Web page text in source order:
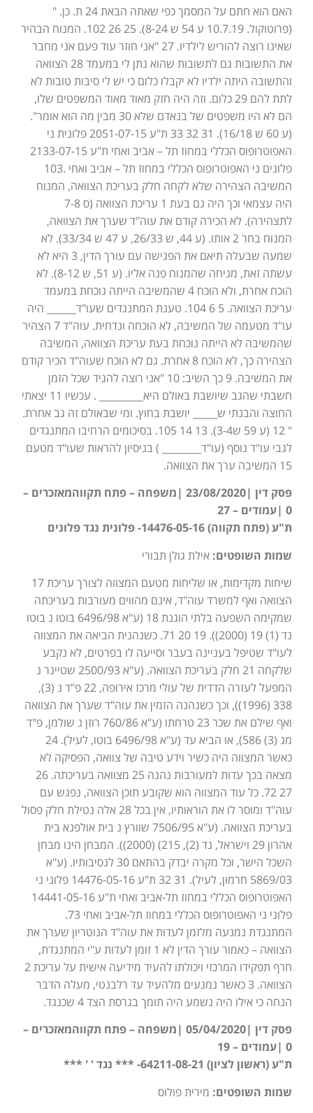
האם הוא חתם על המסמך כפי שאתה הבאת 24 ת. כן. "
(פרוטוקול. 10.7.19 ע 54 ש 8-24). 25 26 102. המנוח הבהיר
שאינו רוצה להוריש לילדיו. 27 "אני חוזר עוד פעם אני מחבר
את התשובות גם לתשובות שהוא נתן לי במעמד 28 הצוואה
והתשובה היתה ילדיו לא יקבלו כלום כי יש לי סיבות טובות לא
לתת להם 29 כלום. וזה היה חזק מאוד מאוד המשפטים שלו,
הם לא היו משפטים של בנאדם שלא 30 מבין מה הוא אומר".
(ע 60 ש 16/18). 31 32 33 ת"ע 2051-07-15 פלונית ני
האפוטרופוס הכללי במחוז תל – אביב ואחי ת"ע 2133-07-15
פלונים ני האפוטרופוס הכללי במחוז תל – אביב ואחי .103
המשיבה הצהירה שלא לקחה חלק בעריכת הצוואה, המנוח
היה עצמאי וכך היה גם בעת 1 עריכת הצוואה (ס 7-8
לתצהירה). לא הכירה קודם את עוה"ד שערך את הצוואה,
המנוח בחר 2 אותו. (ע 44, ש 26/33, ע 47 ש 33/34). לא
שמעה שבעלה תיאם את הפגישה עם עורך הדין, 3 היא לא
עשתה זאת, מניחה שהמנוח פנה אליו. (ע 51, ש 8-12). לא
הוכח אחרת, ולא הוכח 4 שהמשיבה הייתה נוכחת במעמד
עריכת הצוואה. 5 6 104. טענת המתנגדים שעו"ד______ היה
עו"ד מטעמה של המשיבה, לא הוכחה ונדחית. עוה"ד 7 הצהיר
שהמשיבה לא הייתה נוכחת בעת עריכת הצוואה, המשיבה
הצהירה כך, לא הוכח 8 אחרת. גם לא הוכח שעוה"ד הכיר קודם
את המשיבה. 9 כך השיב: 10 "אני רוצה להגיד שכל הזמן
חשבתי שהגב שיושבת באולם היא_________ . עכשיו 11 יצאתי
החוצה והבנתי ש_____ יושבת בחוץ. ומי שבאולם זה גב אחרת.
" 12 (ע 59 ש3-4). 13 14 105. בסיכומים הרחיבו המתנגדים
לגבי עו"ד נוסף (עו"ד________ ) בניסיון להראות שעו"ד מטעם
15 המשיבה ערך את הצוואה.
פסק דין |23/08/2020 |משפחה – פתח תקווהמאזכרים –
0 |עמודים – 27
ת"ע (פתח תקווה) 14476-05-16- פלונית נגד פלונים
שמות השופטים: אילת גולן תבורי
שיחות מקדימות, או שליחות מטעם המצווה לצורך עריכת 17
הצוואה ואף למשרד עוה"ד, אינם מהווים מעורבות בעריכתה
שמקימה השפעה בלתי הוגנת 18 (ע"א 6496/98 בוטו נ בוטו
נד (1) 19 (2000)). 19 20 71. כשנהנית הביאה את המצווה
לעו"ד שטיפל בעניינה בעבר וסייעה לו בפרטים, לא נקבע
שלקחה 21 חלק בעריכת הצוואה. (ע"א 2500/93 שטיינר נ
המפעל לעזרה הדדית של עולי מרכז אירופה, 22 פ"ד נ (3),
338 (1996)), וכך כשנהנה הזמין את עוה"ד שערך את הצוואה
ואף שילם את שכר 23 טרחתו (ע"א 760/86 רוזן נ שולמן, פ"ד
מג (3) 586), או הביא עד (ע"א 6496/98 בוטו, לעיל). 24
כאשר המצווה היה כשיר וידע טיבה של צוואה, הפסיקה לא
מצאה בכך עדות למעורבות נהנה 25 מצוואה בעריכתה. 26
27 72. כל עוד המצווה הוא שקובע תוכן הצוואה, נפגש עם
עוה"ד ומוסר לו את הוראותיו, אין בכל 28 אלה נטילת חלק פסול
בעריכת הצוואה. (ע"א 7506/95 שוורץ נ בית אולפנא בית
אהרון 29 וישראל, נד (2), 215) (2000)). המבחן הינו מבחן
השכל הישר, וכל מקרה יבדק בהתאם 30 לנסיבותיו. (ע"א
5869/03 חרמון, לעיל). 31 32 ת"ע 14476-05-16 פלוני ני
האפוטרופוס הכללי במחוז תל-אביב ואחי ת"ע 14441-05-16
פלוני ני האפוטרופוס הכללי במחוז תל-אביב ואחי 73.
המתנגדת נמנעה מלזמן לעדות את עוה"ד הנוטריון שערך את
הצוואה – כאמור עורך הדין לא 1 זומן לעדות ע"י המתנגדת,
חרף תפקידו המרכזי ויכולתו להעיד מידיעה אישית על עריכת 2
הצוואה. 3 כאשר נמנעים מלהעיד עד רלבנטי, מעלה הדבר
הנחה כי אילו היה נשמע היה תומך בגרסת הצד 4 שכנגד.
פסק דין |05/04/2020 |משפחה – פתח תקווהמאזכרים –
0 |עמודים – 19
ת"ע (ראשון לציון) 64211-08-21- *** נגד ' ' ***
שמות השופטים: מירית פולוס